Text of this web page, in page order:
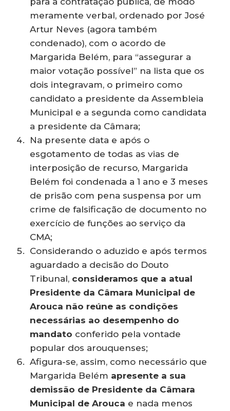
meramente verbal, ordenado por José
Artur Neves (agora também
condenado), com o acordo de
Margarida Belém, para “assegurar a
maior votação possível” na lista que os
dois integravam, o primeiro como
candidato a presidente da Assembleia
Municipal e a segunda como candidata
a presidente da Câmara;
Na presente data e após o
esgotamento de todas as vias de
interposição de recurso, Margarida
Belém foi condenada a 1 ano e 3 meses
de prisão com pena suspensa por um
crime de falsificação de documento no
exercício de funções ao serviço da
CMA;
Considerando o aduzido e após termos
aguardado a decisão do Douto
Tribunal, consideramos que a atual
Presidente da Câmara Municipal de
Arouca não reúne as condições
necessárias ao desempenho do
mandato conferido pela vontade
popular dos arouquenses;
Afigura-se, assim, como necessário que
Margarida Belém apresente a sua
demissão de Presidente da Câmara
Municipal de Arouca e nada menos